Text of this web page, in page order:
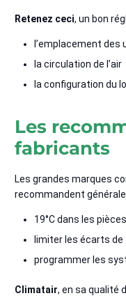
Retenez ceci, un bon
l’emplacement
la circulation de l’air
la configuration du
Les
fabricants
Les grandes marques
recommandent
19°C dans les
limiter les écarts
programmer les
Climatair, en sa qualité